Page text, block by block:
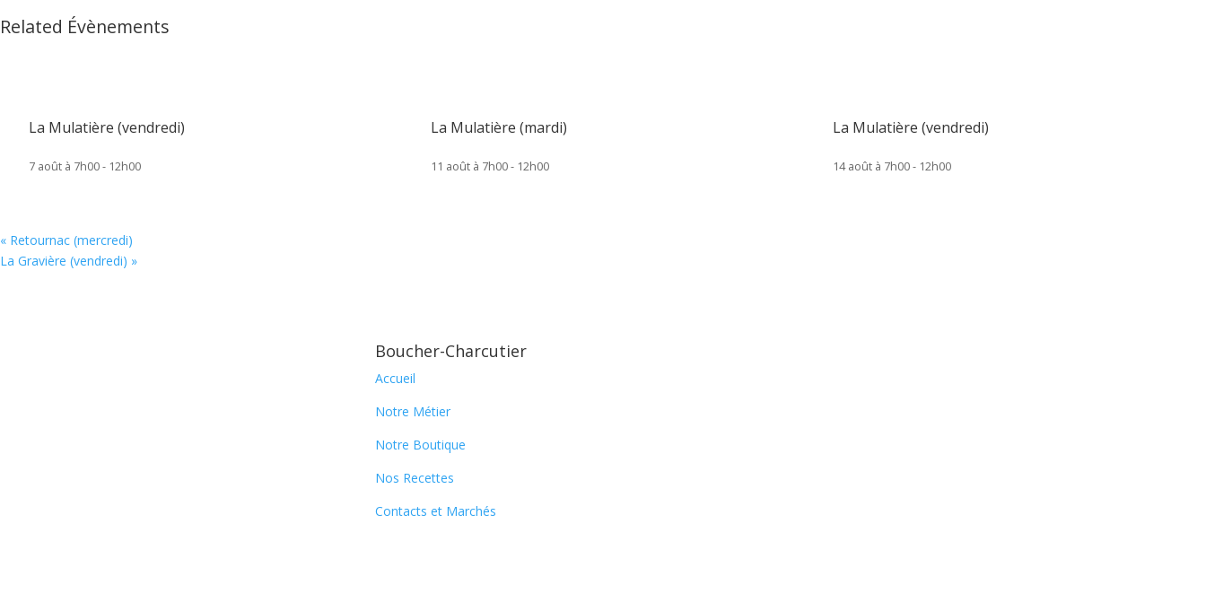
Related Évènements
La Mulatière (vendredi)
7 août à 7h00- 12h00
La Mulatière (mardi)
11 août à 7h00- 12h00
La Mulatière (vendredi)
14 août à 7h00- 12h00
« Retournac (mercredi)
La Gravière (vendredi) »
Boucher-Charcutier
Accueil
Notre Métier
Notre Boutique
Nos Recettes
Contacts et Marchés